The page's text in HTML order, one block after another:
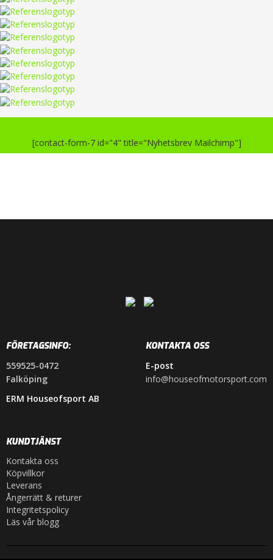
[contact-form-7 id="4" title="Nyhetsbrev Mailchimp"]
FÖRETAGSINFO:
559525-0472
Falköping
ERM Houseofsport AB
KONTAKTA OSS
E-post
info@houseofmotorsport.com
KUNDTJÄNST
Kontakta oss
Köpvillkor
Leverans
Ångerrätt & returer
Integritetspolicy
Läs vår blogg